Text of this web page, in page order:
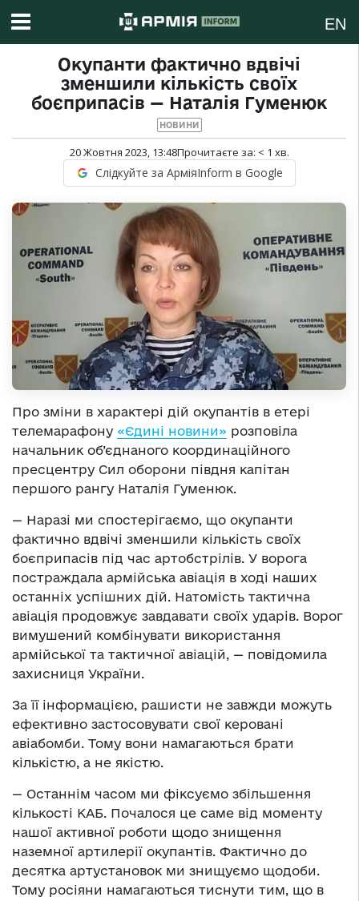
EN
Окупанти фактично вдвічі
зменшили кількість своїх
боєприпасів — Наталія Гуменюк
НОВИНИ
20 Жовтня 2023, 13:48Прочитаєте за: < 1 хв.
Слідкуйте за АрміяInform в Google
Про зміни в характері дій окупантів в етері
телемарафону «Єдині новини» розповіла
начальник об’єднаного координаційного
пресцентру Сил оборони півдня капітан
першого рангу Наталія Гуменюк.
— Наразі ми спостерігаємо, що окупанти
фактично вдвічі зменшили кількість своїх
боєприпасів під час артобстрілів. У ворога
постраждала армійська авіація в ході наших
останніх успішних дій. Натомість тактична
авіація продовжує завдавати своїх ударів. Ворог
вимушений комбінувати використання
армійської та тактичної авіацій, — повідомила
захисниця України.
За її інформацією, рашисти не завжди можуть
ефективно застосовувати свої керовані
авіабомби. Тому вони намагаються брати
кількістю, а не якістю.
— Останнім часом ми фіксуємо збільшення
кількості КАБ. Почалося це саме від моменту
нашої активної роботи щодо знищення
наземної артилерії окупантів. Фактично до
десятка артустановок ми знищуємо щодоби.
Тому росіяни намагаються тиснути тим, що в